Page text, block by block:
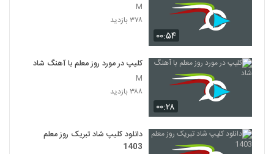
۰۰:۵۴
M
۳۷۸ بازدید
۰۰:۲۸
کلیپ در مورد روز معلم با آهنگ شاد
M
۳۸۸ بازدید
دانلود کلیپ شاد تبریک روز معلم
1403